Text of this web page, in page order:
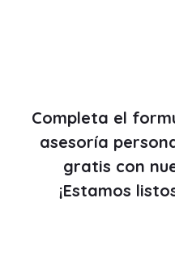
Completa el
asesoría
gratis con
¡Estamos